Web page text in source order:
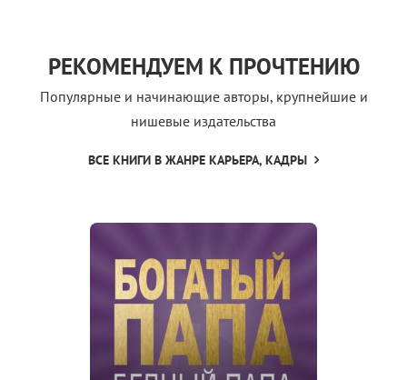
РЕКОМЕНДУЕМ К ПРОЧТЕНИЮ
Популярные и начинающие авторы, крупнейшие и
нишевые издательства
ВСЕ КНИГИ В ЖАНРЕ КАРЬЕРА, КАДРЫ